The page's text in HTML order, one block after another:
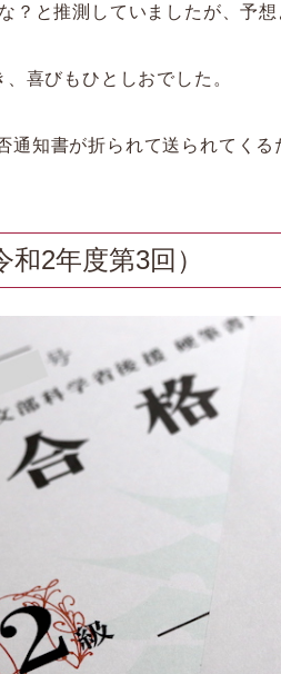
？と推測していましたが、予
喜びもひとしおでした。
通知書が折られて送られてくる
2年度第3回）